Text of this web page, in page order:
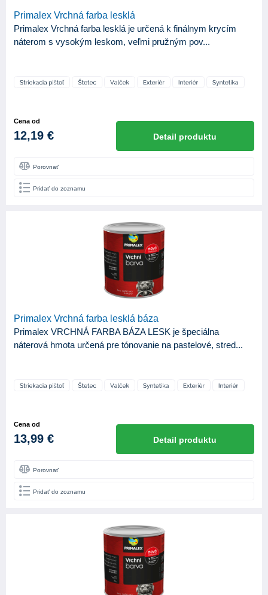
Primalex Vrchná farba lesklá
Primalex Vrchná farba lesklá je určená k finálnym krycím
náterom s vysokým leskom, veľmi pružným pov...
Cena od
12,19 € Detail produktu
Porovnať
Pridať do zoznamu
Primalex Vrchná farba lesklá báza
Primalex VRCHNÁ FARBA BÁZA LESK je špeciálna
náterová hmota určená pre tónovanie na pastelové, stred...
Cena od
13,99 € Detail produktu
Porovnať
Pridať do zoznamu